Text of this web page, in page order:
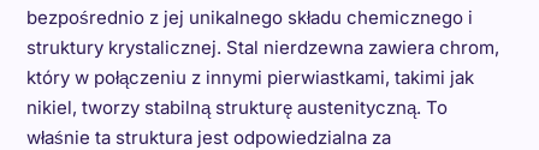
bezpośrednio z jej unikalnego składu chemicznego i
struktury krystalicznej. Stal nierdzewna zawiera chrom,
który w połączeniu z innymi pierwiastkami, takimi jak
nikiel, tworzy stabilną strukturę austenityczną. To
właśnie ta struktura jest odpowiedzialna za